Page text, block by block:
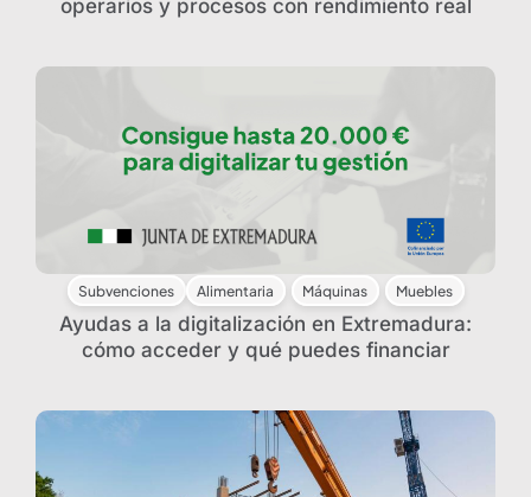
operarios y procesos con rendimiento real
Subvenciones Alimentaria Máquinas Muebles
Ayudas a la digitalización en Extremadura:
cómo acceder y qué puedes financiar